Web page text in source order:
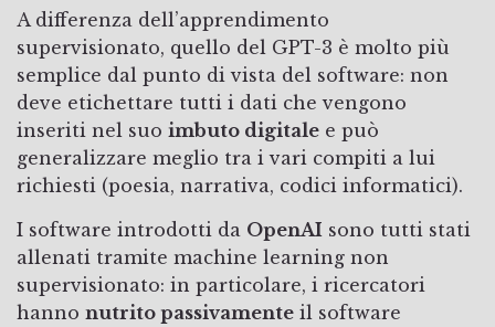
A differenza dell’apprendimento
supervisionato, quello del GPT-3 è molto più
semplice dal punto di vista del software: non
deve etichettare tutti i dati che vengono
inseriti nel suo imbuto digitale e può
generalizzare meglio tra i vari compiti a lui
richiesti (poesia, narrativa, codici informatici).
I software introdotti da OpenAI sono tutti stati
allenati tramite machine learning non
supervisionato: in particolare, i ricercatori
hanno nutrito passivamente il software